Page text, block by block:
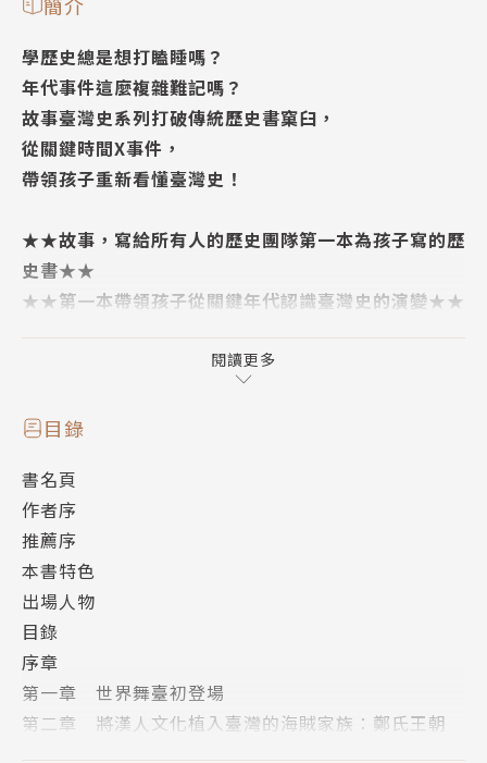
學歷史總是想打瞌睡嗎？
年代事件這麼複雜難記嗎？
故事臺灣史系列打破傳統歷史書窠臼，
從關鍵時間X事件，
帶領孩子重新看懂臺灣史！
★★故事，寫給所有人的歷史團隊第一本為孩子寫的歷
史書★★
★★第一本帶領孩子從關鍵年代認識臺灣史的演變★★
臺灣這座島上曾經發生了很多事，
每一個時間點都有劃時代的意義……
你知道，荷蘭之所以要占領臺灣，是因為那是荷蘭獨立
戰爭延長賽嗎？
臺灣是在什麼時候登上世界舞臺的呢？
康熙皇帝考慮了十個月，才決定將臺灣納入清帝國版
圖……
臺灣鐵道觀光旅行居然從日本治臺時期就開始宣傳！
臺灣人民居然有機會可以選國籍？
閱讀更多
目錄
書名頁
作者序
推薦序
本書特色
出場人物
目錄
序章
第一章 世界舞臺初登場
第二章 將漢人文化植入臺灣的海賊家族：鄭氏王朝